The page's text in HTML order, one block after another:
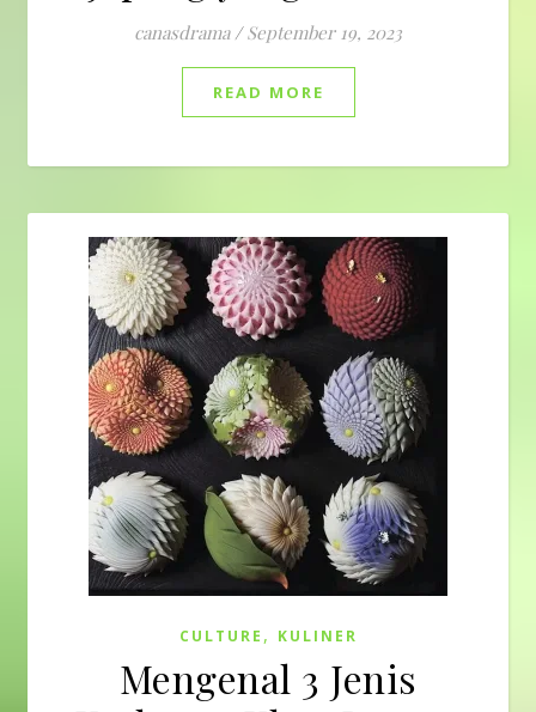
canasdrama / September 19, 2023
READ MORE
CULTURE , KULINER
Mengenal 3 Jenis